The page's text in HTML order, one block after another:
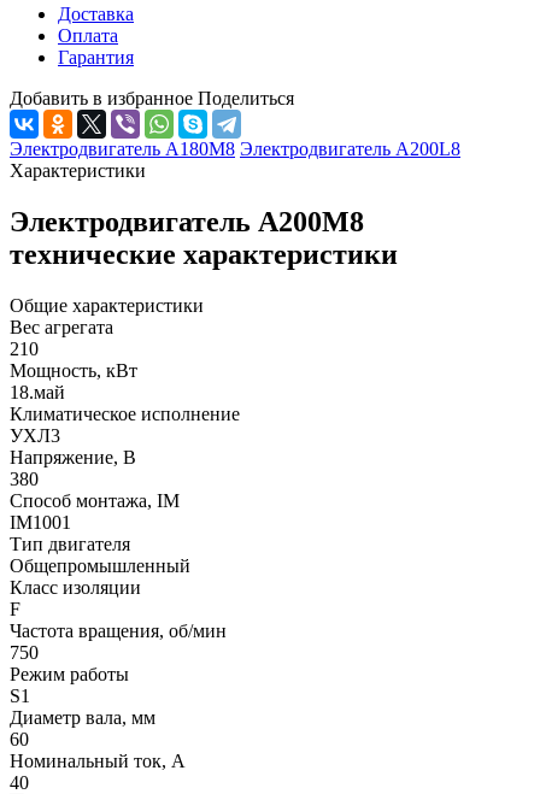
Доставка
Оплата
Гарантия
Добавить в избранное Поделиться
Электродвигатель А180М8 Электродвигатель А200L8
Характеристики
Электродвигатель А200М8
технические характеристики
Общие характеристики
Вес агрегата
210
Мощность, кВт
18.май
Климатическое исполнение
УХЛ3
Напряжение, В
380
Способ монтажа, IM
IM1001
Тип двигателя
Общепромышленный
Класс изоляции
F
Частота вращения, об/мин
750
Режим работы
S1
Диаметр вала, мм
60
Номинальный ток, А
40